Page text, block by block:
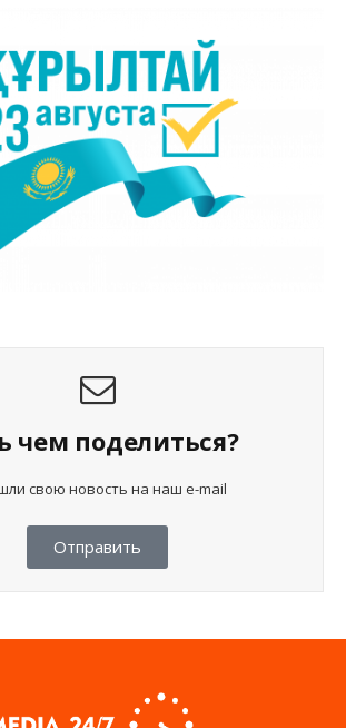
чем поделиться?
свою новость на наш e-mail
Отправить